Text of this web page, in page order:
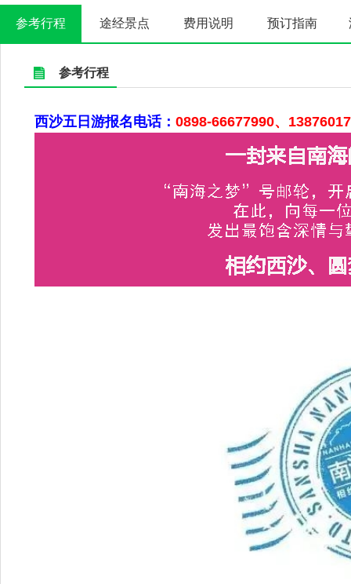
参考行程 途经景点 费用说明 预订指南
参考行程
西沙五日游报名电话： 0898-66677990、